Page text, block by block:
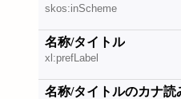
skos:inScheme
名称/タイトル
xl:prefLabel
名称/タイトルのカナ読